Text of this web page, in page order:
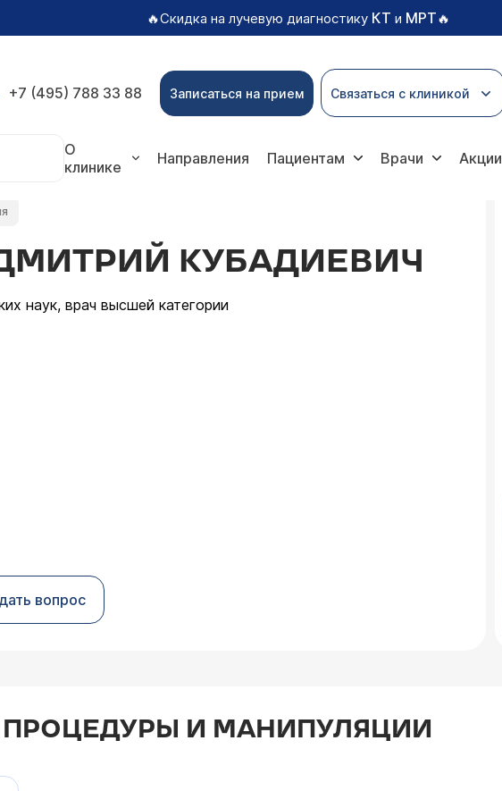
🔥Скидка на лучевую диагностику КТ и МРТ🔥
+7 (495) 788 33 88 Записаться на прием Связаться с клиникой
О
клинике
Направления Пациентам Врачи Акции
КУБАДИЕВИЧ
наук, врач высшей категории
вопрос
И МАНИПУЛЯЦИИ